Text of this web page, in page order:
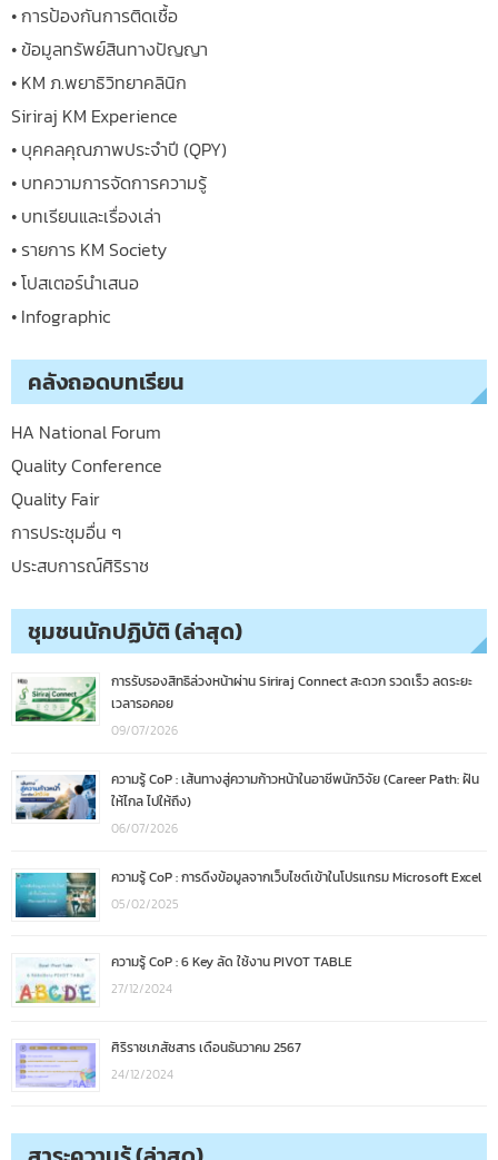
• การป้องกันการติดเชื้อ
• ข้อมูลทรัพย์สินทางปัญญา
• KM ภ.พยาธิวิทยาคลินิก
Siriraj KM Experience
• บุคคลคุณภาพประจำปี (QPY)
• บทความการจัดการความรู้
• บทเรียนและเรื่องเล่า
• รายการ KM Society
• โปสเตอร์นำเสนอ
• Infographic
คลังถอดบทเรียน
HA National Forum
Quality Conference
Quality Fair
การประชุมอื่น ๆ
ประสบการณ์ศิริราช
ชุมชนนักปฏิบัติ (ล่าสุด)
การรับรองสิทธิล่วงหน้าผ่าน Siriraj Connect สะดวก รวดเร็ว ลดระยะ
เวลารอคอย
09/07/2026
ความรู้ CoP : เส้นทางสู่ความก้าวหน้าในอาชีพนักวิจัย (Career Path: ฝัน
ให้ไกล ไปให้ถึง)
06/07/2026
ความรู้ CoP : การดึงข้อมูลจากเว็บไซต์เข้าในโปรแกรม Microsoft Excel
05/02/2025
ความรู้ CoP : 6 Key ลัด ใช้งาน PIVOT TABLE
27/12/2024
ศิริราชเภสัชสาร เดือนธันวาคม 2567
24/12/2024